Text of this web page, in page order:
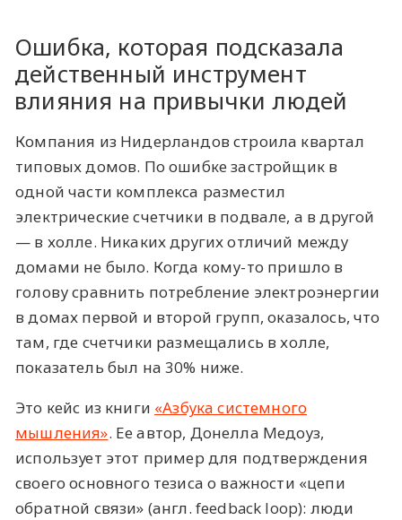
Ошибка, которая подсказала
действенный инструмент
влияния на привычки людей
Компания из Нидерландов строила квартал
типовых домов. По ошибке застройщик в
одной части комплекса разместил
электрические счетчики в подвале, а в другой
— в холле. Никаких других отличий между
домами не было. Когда кому-то пришло в
голову сравнить потребление электроэнергии
в домах первой и второй групп, оказалось, что
там, где счетчики размещались в холле,
показатель был на 30% ниже.
Это кейс из книги «Азбука системного
мышления». Ее автор, Донелла Медоуз,
использует этот пример для подтверждения
своего основного тезиса о важности «цепи
обратной связи» (англ. feedback loop): люди